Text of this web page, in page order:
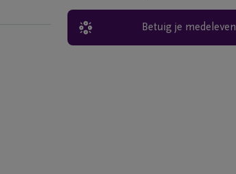
Betuig je medeleven